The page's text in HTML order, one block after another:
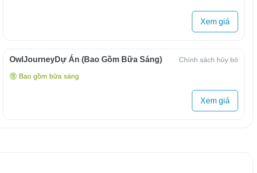
Xem giá
OwlJourneyDự Án (Bao Gồm Bữa Sáng) Chính sách hủy bỏ
Bao gồm bữa sáng
Xem giá